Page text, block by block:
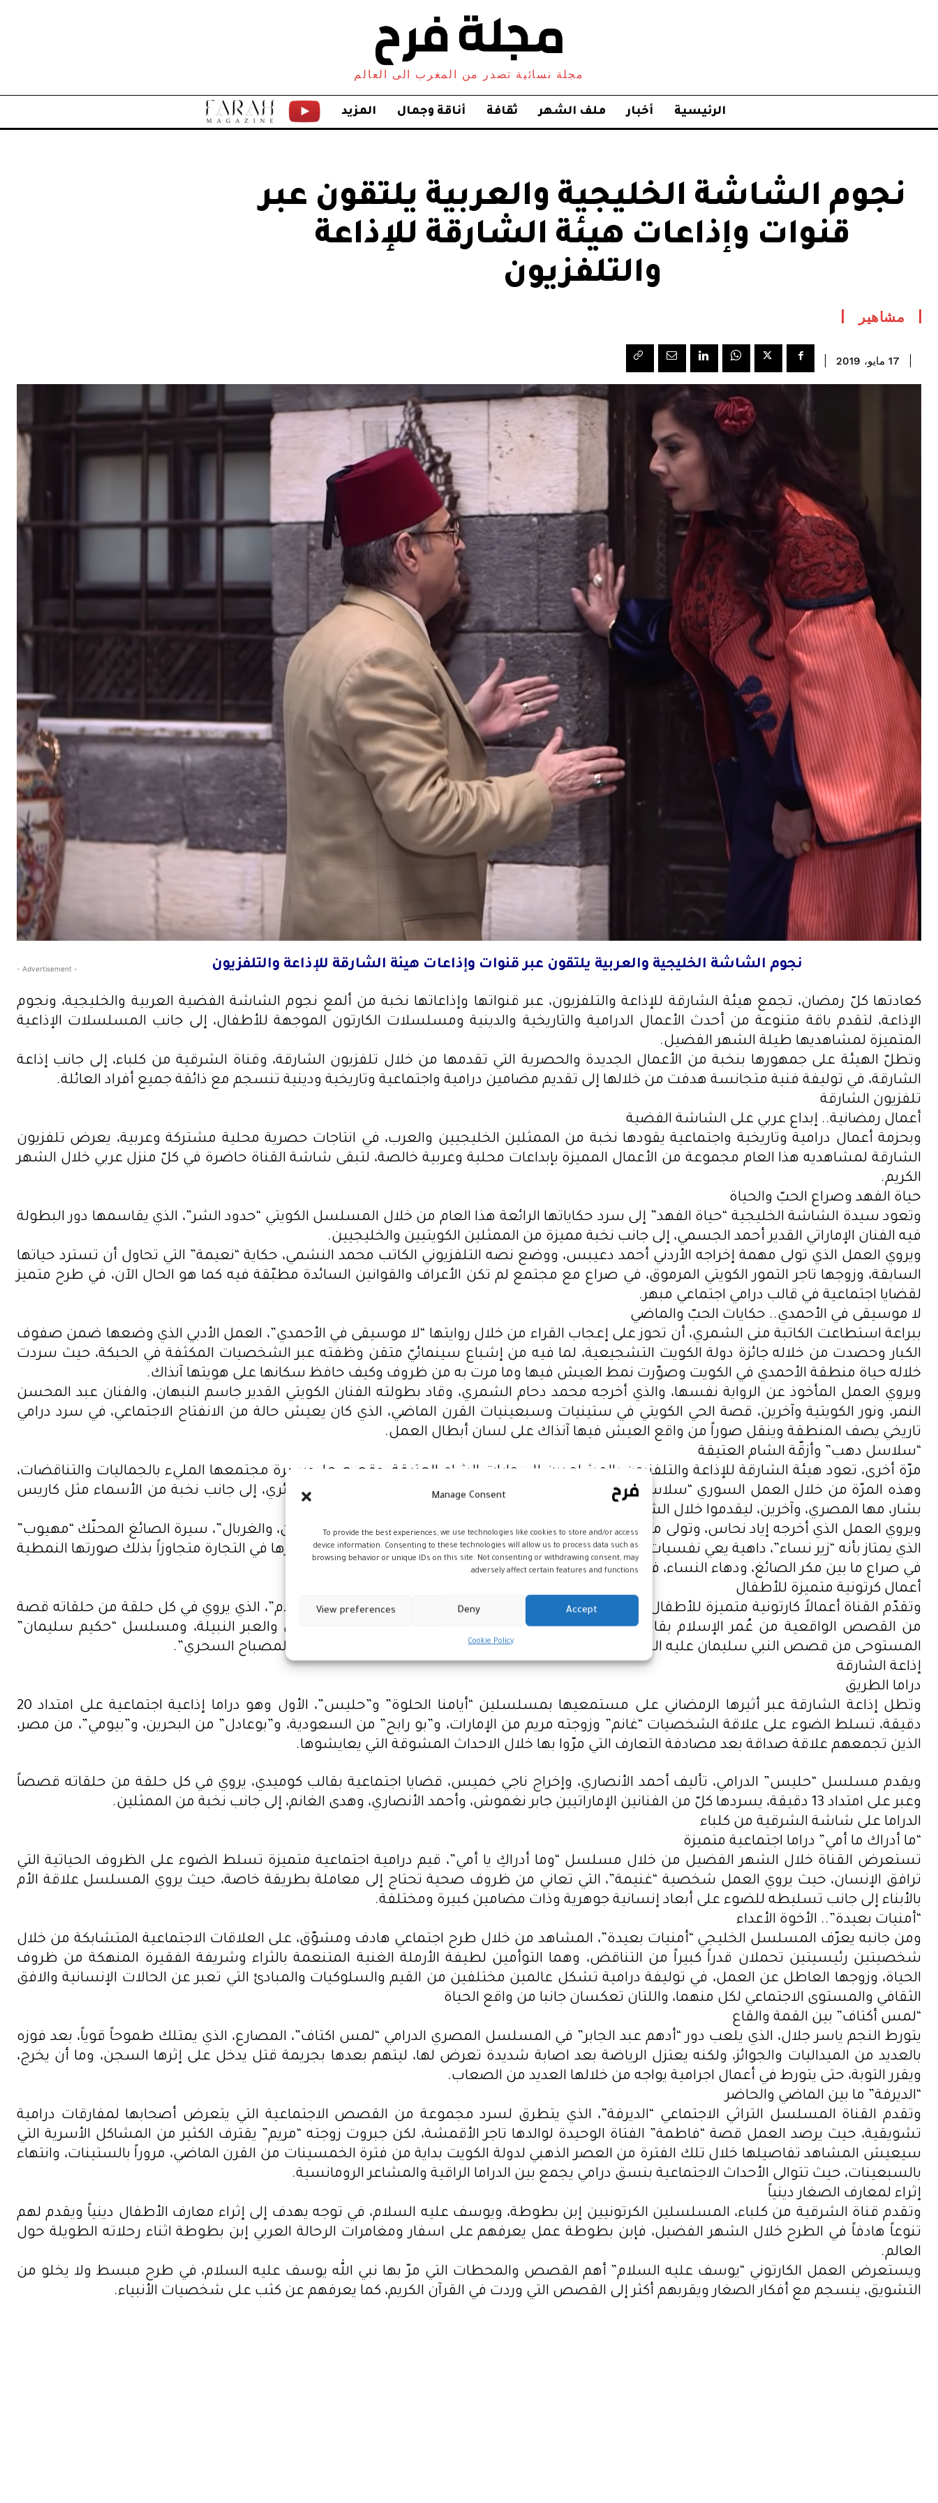
Manage Consent
To provide the best experiences, we use technologies like cookies to store and/or access
device information. Consenting to these technologies will allow us to process data such as
browsing behavior or unique IDs on this site. Not consenting or withdrawing consent, may
adversely affect certain features and functions.
Accept
Deny
View preferences
Cookie Policy
مجلة نسائية تصدر من المغرب الى العالم
الرئيسية أخبار ملف الشهر ثقافة أناقة وجمال المزيد
Z
نجوم الشاشة الخليجية والعربية يلتقون عبر
قنوات وإذاعات هيئة الشارقة للإذاعة
والتلفزيون
مشاهير
17 مايو، 2019
- Advertisement - نجوم الشاشة الخليجية والعربية يلتقون عبر قنوات وإذاعات هيئة الشارقة للإذاعة والتلفزيون
كعادتها كلّ رمضان، تجمع هيئة الشارقة للإذاعة والتلفزيون، عبر قنواتها وإذاعاتها نخبة من ألمع نجوم الشاشة الفضية العربية والخليجية، ونجوم
الإذاعة، لتقدم باقة متنوعة من أحدث الأعمال الدرامية والتاريخية والدينية ومسلسلات الكارتون الموجهة للأطفال، إلى جانب المسلسلات الإذاعية
المتميزة لمشاهديها طيلة الشهر الفضيل.
وتطلّ الهيئة على جمهورها بنخبة من الأعمال الجديدة والحصرية التي تقدمها من خلال تلفزيون الشارقة، وقناة الشرقية من كلباء، إلى جانب إذاعة
الشارقة، في توليفة فنية متجانسة هدفت من خلالها إلى تقديم مضامين درامية واجتماعية وتاريخية ودينية تنسجم مع ذائقة جميع أفراد العائلة.
تلفزيون الشارقة
أعمال رمضانية.. إبداع عربي على الشاشة الفضية
وبحزمة أعمال درامية وتاريخية واجتماعية يقودها نخبة من الممثلين الخليجيين والعرب، في انتاجات حصرية محلية مشتركة وعربية، يعرض تلفزيون
الشارقة لمشاهديه هذا العام مجموعة من الأعمال المميزة بإبداعات محلية وعربية خالصة، لتبقى شاشة القناة حاضرة في كلّ منزل عربي خلال الشهر
الكريم.
حياة الفهد وصراع الحبّ والحياة
وتعود سيدة الشاشة الخليجية “حياة الفهد” إلى سرد حكاياتها الرائعة هذا العام من خلال المسلسل الكويتي “حدود الشر”، الذي يقاسمها دور البطولة
فيه الفنان الإماراتي القدير أحمد الجسمي، إلى جانب نخبة مميزة من الممثلين الكويتيين والخليجيين.
ويروي العمل الذي تولى مهمة إخراجه الأردني أحمد دعيبس، ووضع نصه التلفزيوني الكاتب محمد النشمي، حكاية “نعيمة” التي تحاول أن تسترد حياتها
السابقة، وزوجها تاجر التمور الكويتي المرموق، في صراع مع مجتمع لم تكن الأعراف والقوانين السائدة مطبّقة فيه كما هو الحال الآن، في طرح متميز
لقضايا اجتماعية في قالب درامي اجتماعي مبهر.
لا موسيقى في الأحمدي.. حكايات الحبّ والماضي
ببراعة استطاعت الكاتبة منى الشمري، أن تحوز على إعجاب القراء من خلال روايتها “لا موسيقى في الأحمدي”، العمل الأدبي الذي وضعها ضمن صفوف
الكبار وحصدت من خلاله جائزة دولة الكويت التشجيعية، لما فيه من إشباع سينمائيّ متقن وظفته عبر الشخصيات المكثفة في الحبكة، حيث سردت
خلاله حياة منطقة الأحمدي في الكويت وصوّرت نمط العيش فيها وما مرت به من ظروف وكيف حافظ سكانها على هويتها آنذاك.
ويروي العمل المأخوذ عن الرواية نفسها، والذي أخرجه محمد دحام الشمري، وقاد بطولته الفنان الكويتي القدير جاسم النبهان، والفنان عبد المحسن
النمر، ونور الكويتية وآخرين، قصة الحي الكويتي في ستينيات وسبعينيات القرن الماضي، الذي كان يعيش حالة من الانفتاح الاجتماعي، في سرد درامي
تاريخي يصف المنطقة وينقل صوراً من واقع العيش فيها آنذاك على لسان أبطال العمل.
“سلاسل دهب” وأزقّة الشام العتيقة
مرّة أخرى، تعود هيئة الشارقة للإذاعة والتلفزيون بالمشاهدين إلى حارات الشام العتيقة، وقصصها، وسيرة مجتمعها المليء بالجماليات والتناقضات،
وهذه المرّة من خلال العمل السوري “سلاسل دهب”، بطولة الفنانان الكبيران بسام كوسا، وصباح الجزائري، إلى جانب نخبة من الأسماء مثل كاريس
بشار، مها المصري، وآخرين، ليقدموا خلال الشهر الفضيل توليفة درامية مجتمعية مبدعة.
ويروي العمل الذي أخرجه إياد نحاس، وتولى مهمة تأليفه سيف رضا حامد صاحب أعمال “أهل الراية، وخاتون، والغربال”، سيرة الصائغ المحنّك “مهيوب”
الذي يمتاز بأنه “زير نساء”، داهية يعي نفسيات النساء ويعرف ضحاياه، حيث يُظهر العمل مكانة المرأة ودورها في التجارة متجاوزاً بذلك صورتها النمطية
في صراع ما بين مكر الصائغ، ودهاء النساء، فمن ينتصر؟
أعمال كرتونية متميزة للأطفال
وتقدّم القناة أعمالاً كارتونية متميزة للأطفال، حيث تعرض خلال الشهر الفضيل مسلسل “هذا هو الإسلام”، الذي يروي في كل حلقة من حلقاته قصة
من القصص الواقعية من عُمر الإسلام بقالب درامي سريع ومشوق لا يخلو من التركيز على المضامين والعبر النبيلة، ومسلسل “حكيم سليمان”
المستوحى من قصص النبي سليمان عليه السلام، إلى جانب المسلسلات الشهيرة “افتح يا سمسم”، و”المصباح السحري”.
إذاعة الشارقة
دراما الطريق
وتطل إذاعة الشارقة عبر أثيرها الرمضاني على مستمعيها بمسلسلين “أيامنا الحلوة” و”حليس”، الأول وهو دراما إذاعية اجتماعية على امتداد 20
دقيقة، تسلط الضوء على علاقة الشخصيات “غانم” وزوجته مريم من الإمارات، و”بو رابح” من السعودية، و”بوعادل” من البحرين، و”بيومي”، من مصر،
الذين تجمعهم علاقة صداقة بعد مصادفة التعارف التي مرّوا بها خلال الاحداث المشوقة التي يعايشوها.
ويقدم مسلسل “حليس” الدرامي، تأليف أحمد الأنصاري، وإخراج ناجي خميس، قضايا اجتماعية بقالب كوميدي، يروي في كل حلقة من حلقاته قصصاً
وعبر على امتداد 13 دقيقة، يسردها كلّ من الفنانين الإماراتيين جابر نغموش، وأحمد الأنصاري، وهدى الغانم، إلى جانب نخبة من الممثلين.
الدراما على شاشة الشرقية من كلباء
“ما أدراك ما أمي” دراما اجتماعية متميزة
تستعرض القناة خلال الشهر الفضيل من خلال مسلسل “وما أدراكِ يا أمي”، قيم درامية اجتماعية متميزة تسلط الضوء على الظروف الحياتية التي
ترافق الإنسان، حيث يروي العمل شخصية “غنيمة”، التي تعاني من ظروف صحية تحتاج إلى معاملة بطريقة خاصة، حيث يروي المسلسل علاقة الأم
بالأبناء إلى جانب تسليطه للضوء على أبعاد إنسانية جوهرية وذات مضامين كبيرة ومختلفة.
“أمنيات بعيدة”.. الأخوة الأعداء
ومن جانبه يعرّف المسلسل الخليجي “أمنيات بعيدة”، المشاهد من خلال طرح اجتماعي هادف ومشوّق، على العلاقات الاجتماعية المتشابكة من خلال
شخصيتين رئيسيتين تحملان قدراً كبيراً من التناقض، وهما التوأمين لطيفة الأرملة الغنية المتنعمة بالثراء وشريفة الفقيرة المنهكة من ظروف
الحياة، وزوجها العاطل عن العمل، في توليفة درامية تشكل عالمين مختلفين من القيم والسلوكيات والمبادئ التي تعبر عن الحالات الإنسانية والافق
الثقافي والمستوى الاجتماعي لكل منهما، واللتان تعكسان جانبا من واقع الحياة
“لمس أكتاف” بين القمة والقاع
يتورط النجم ياسر جلال، الذي يلعب دور “أدهم عبد الجابر” في المسلسل المصري الدرامي “لمس اكتاف”، المصارع، الذي يمتلك طموحاً قوياً، بعد فوزه
بالعديد من الميداليات والجوائز، ولكنه يعتزل الرياضة بعد اصابة شديدة تعرض لها، ليتهم بعدها بجريمة قتل يدخل على إثرها السجن، وما أن يخرج،
ويقرر التوبة، حتى يتورط في أعمال اجرامية يواجه من خلالها العديد من الصعاب.
“الديرفة” ما بين الماضي والحاضر
وتقدم القناة المسلسل التراثي الاجتماعي “الديرفة”، الذي يتطرق لسرد مجموعة من القصص الاجتماعية التي يتعرض أصحابها لمفارقات درامية
تشويقية، حيث يرصد العمل قصة “فاطمة” الفتاة الوحيدة لوالدها تاجر الأقمشة، لكن جبروت زوجته “مريم” يقترف الكثير من المشاكل الأسرية التي
سيعيش المشاهد تفاصيلها خلال تلك الفترة من العصر الذهبي لدولة الكويت بداية من فترة الخمسينات من القرن الماضي، مروراً بالستينات، وانتهاء
بالسبعينات، حيث تتوالى الأحداث الاجتماعية بنسق درامي يجمع بين الدراما الراقية والمشاعر الرومانسية.
إثراء لمعارف الصغار دينياً
وتقدم قناة الشرقية من كلباء، المسلسلين الكرتونيين إبن بطوطة، ويوسف عليه السلام، في توجه يهدف إلى إثراء معارف الأطفال دينياً ويقدم لهم
تنوعاً هادفاً في الطرح خلال الشهر الفضيل، فإبن بطوطة عمل يعرفهم على اسفار ومغامرات الرحالة العربي إبن بطوطة اثناء رحلاته الطويلة حول
العالم.
ويستعرض العمل الكارتوني “يوسف عليه السلام” أهم القصص والمحطات التي مرّ بها نبي الله يوسف عليه السلام، في طرح مبسط ولا يخلو من
التشويق، ينسجم مع أفكار الصغار ويقربهم أكثر إلى القصص التي وردت في القرآن الكريم، كما يعرفهم عن كثب على شخصيات الأنبياء.